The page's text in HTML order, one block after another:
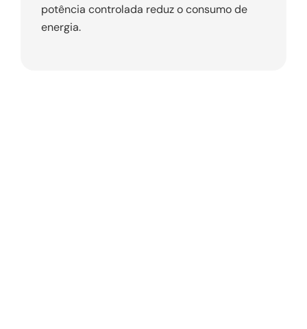
potência controlada reduz o consumo de
energia.